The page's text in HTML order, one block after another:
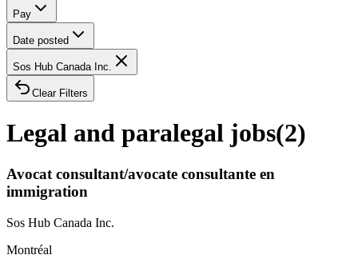
Pay
Date posted
Sos Hub Canada Inc.
Clear Filters
Legal and paralegal jobs(2)
Avocat consultant/avocate consultante en
immigration
Sos Hub Canada Inc.
Montréal